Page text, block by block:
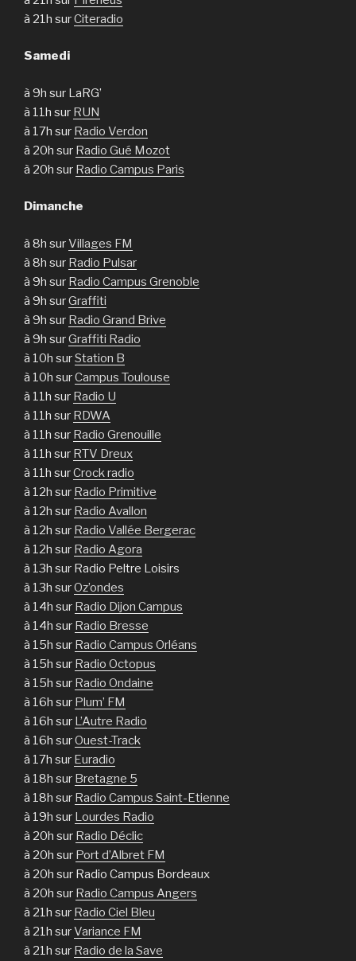
à 21h surCiteradio
Samedi
à 9h sur LaRG’
à 11h sur RUN
à 17h sur Radio Verdon
à 20h sur Radio Gué Mozot
à 20h sur Radio Campus Paris
Dimanche
à 8h surVillages FM
à 8h sur Radio Pulsar
à 9h sur Radio Campus Grenoble
à 9h surGraffiti
à 9h sur Radio Grand Brive
à 9h surGraffiti Radio
à 10h surStation B
à 10h surCampus Toulouse
à 11h sur Radio U
à 11h sur RDWA
à 11h sur Radio Grenouille
à 11h sur RTV Dreux
à 11h surCrock radio
à 12h sur Radio Primitive
à 12h sur Radio Avallon
à 12h sur Radio Vallée Bergerac
à 12h sur Radio Agora
à 13h sur Radio Peltre Loisirs
à 13h surOz’ondes
à 14h sur Radio Dijon Campus
à 14h sur Radio Bresse
à 15h sur Radio Campus Orléans
à 15h sur Radio Octopus
à 15h sur Radio Ondaine
à 16h sur Plum’ FM
à 16h sur L’Autre Radio
à 16h surOuest-Track
à 17h sur Euradio
à 18h sur Bretagne 5
à 18h sur Radio Campus Saint-Etienne
à 19h sur Lourdes Radio
à 20h sur Radio Déclic
à 20h sur Port d’Albret FM
à 20h sur Radio Campus Bordeaux
à 20h sur Radio Campus Angers
à 21h sur Radio Ciel Bleu
à 21h surVariance FM
à 21h sur Radio de la Save